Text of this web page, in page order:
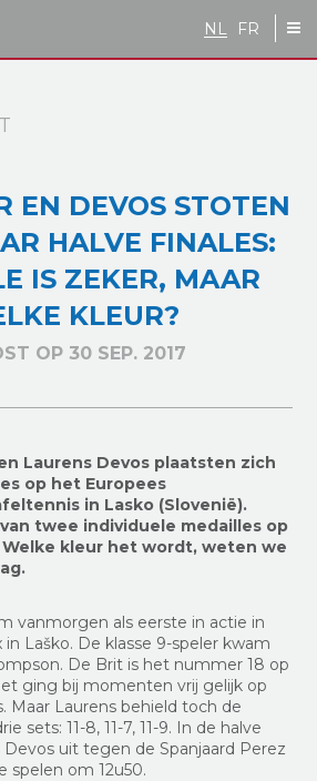
NL FR
EN DEVOS STOTEN
HALVE FINALES:
IS ZEKER, MAAR
KLEUR?
OP 30 SEP. 2017
Laurens Devos plaatsten zich
op het Europees
in Lasko (Slovenië).
twee individuele medailles op
kleur het wordt, weten we
vanmorgen als eerste in actie in
Laško. De klasse 9-speler kwam
De Brit is het nummer 18 op
ging bij momenten vrij gelijk op
Maar Laurens behield toch de
sets: 11-8, 11-7, 11-9. In de halve
uit tegen de Spanjaard Perez
spelen om 12u50.